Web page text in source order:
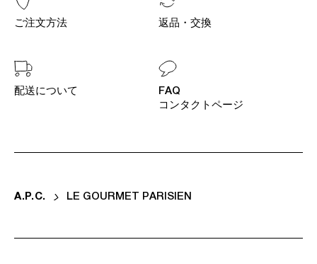
ご注文方法 返品・交換
配送について
FAQ
コンタクトページ
A. P. C. LE GOURMET PARISIEN